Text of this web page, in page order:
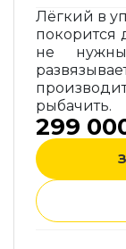
Лёгкий в
покорится
не
рыбачить.
299